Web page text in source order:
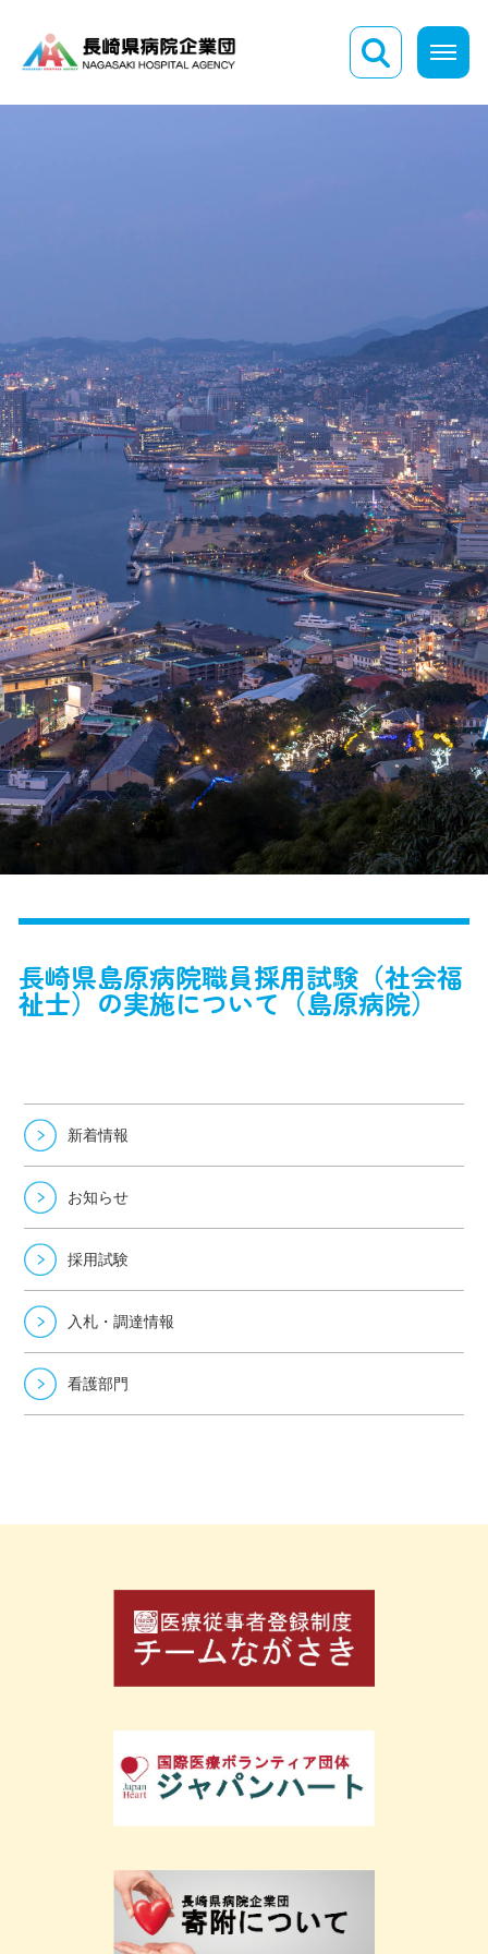
長崎県島原病院職員採用試験（社会福
祉士）の実施について（島原病院）
新着情報
お知らせ
採用試験
入札・調達情報
看護部門